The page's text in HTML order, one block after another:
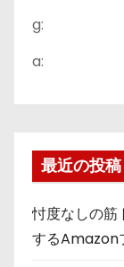
g:
a:
最近の投稿
忖度なしの筋
するAmazon